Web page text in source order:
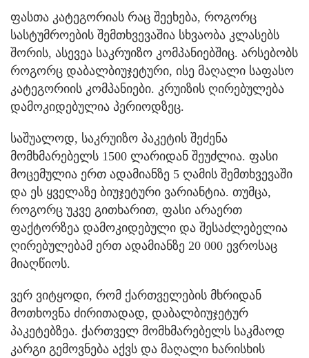
ფასთა კატეგორიას რაც შეეხება, როგორც
სასტუმროების შემთხვევაშია სხვაობა კლასებს
შორის, ასევეა საკრუიზო კომპანიებშიც. არსებობს
როგორც დაბალბიუჯეტური, ისე მაღალი საფასო
კატეგორიის კომპანიები. კრუიზის ღირებულება
დამოკიდებულია პერიოდზეც.
საშუალოდ, საკრუიზო პაკეტის შეძენა
მომხმარებელს 1500 ლარიდან შეუძლია. ფასი
მოცემულია ერთ ადამიანზე 5 ღამის შემთხვევაში
და ეს ყველაზე ბიუჯეტური ვარიანტია. თუმცა,
როგორც უკვე გითხარით, ფასი არაერთ
ფაქტორზეა დამოკიდებული და შესაძლებელია
ღირებულებამ ერთ ადამიანზე 20 000 ევროსაც
მიაღწიოს.
ვერ ვიტყოდი, რომ ქართველების მხრიდან
მოთხოვნა ძირითადად, დაბალბიუჯეტურ
პაკეტებზეა. ქართველ მომხმარებელს საკმაოდ
კარგი გემოვნება აქვს და მაღალი ხარისხის